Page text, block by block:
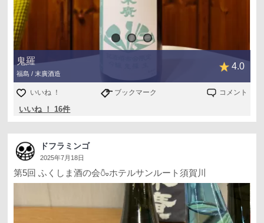
鬼羅
福島 / 末廣酒造
4.0
いいね ！ ブックマーク コメント
いいね ！ 16件
ドフラミンゴ
2025年7月18日
第5回 ふくしま酒の会🍶ホテルサンルート須賀川